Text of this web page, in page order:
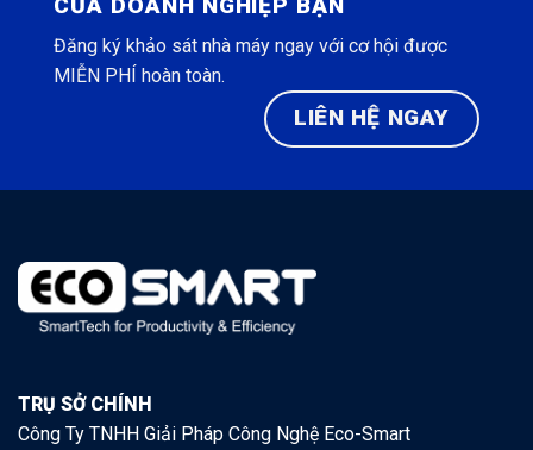
CỦA DOANH NGHIỆP BẠN
Đăng ký khảo sát nhà máy ngay với cơ hội được
MIỄN PHÍ hoàn toàn.
LIÊN HỆ NGAY
TRỤ SỞ CHÍNH
Công Ty TNHH Giải Pháp Công Nghệ Eco-Smart